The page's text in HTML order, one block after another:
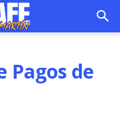
Pagos de